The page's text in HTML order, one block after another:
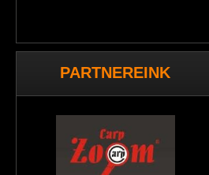
PARTNEREINK